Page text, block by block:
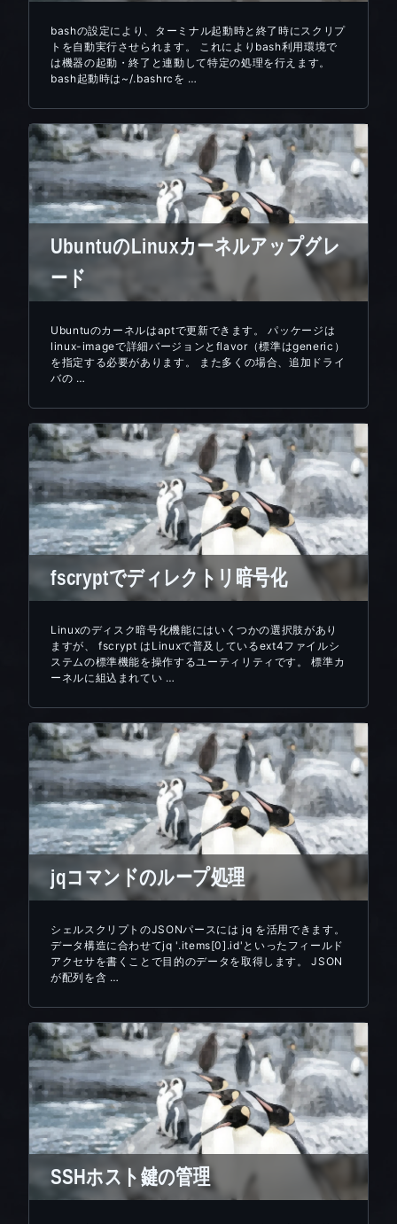
bashの設定により、ターミナル起動時と終了時にスクリプ
トを自動実行させられます。 これによりbash利用環境で
は機器の起動・終了と連動して特定の処理を行えます。
bash起動時は~/.bashrcを …
UbuntuのLinuxカーネルアップグレ
ード
Ubuntuのカーネルはaptで更新できます。 パッケージは
linux-imageで詳細バージョンとflavor（標準はgeneric）
を指定する必要があります。 また多くの場合、追加ドライ
バの …
fscryptでディレクトリ暗号化
Linuxのディスク暗号化機能にはいくつかの選択肢があり
ますが、 fscrypt はLinuxで普及しているext4ファイルシ
ステムの標準機能を操作するユーティリティです。 標準カ
ーネルに組込まれてい …
jqコマンドのループ処理
シェルスクリプトのJSONパースには jq を活用できます。
データ構造に合わせてjq '.items[0].id'といったフィールド
アクセサを書くことで目的のデータを取得します。 JSON
が配列を含 …
SSHホスト鍵の管理